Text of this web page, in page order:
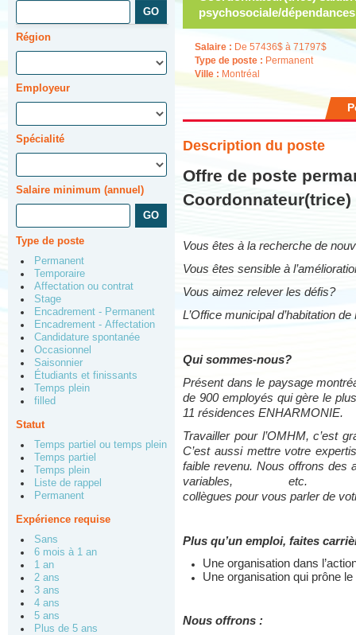
Région
Employeur
Spécialité
Salaire minimum (annuel)
Type de poste
Permanent
Temporaire
Affectation ou contrat
Stage
Encadrement - Permanent
Encadrement - Affectation
Candidature spontanée
Occasionnel
Saisonnier
Étudiants et finissants
Temps plein
filled
Statut
Temps partiel ou temps plein
Temps partiel
Temps plein
Liste de rappel
Permanent
Expérience requise
Sans
6 mois à 1 an
1 an
2 ans
3 ans
4 ans
5 ans
Plus de 5 ans
psychosociale/dépendances
Salaire : De 57436$ à 71797$
Type de poste : Permanent
Ville : Montréal
Description du poste
Offre de poste
Vous êtes à la recherche de
Vous êtes sensible à
Vous aimez relever les défis?
L’Office municipal d’habitation
Qui sommes-nous?
Présent dans le paysage
de 900 employés qui gère le
11 résidences ENHARMONIE.
Travailler pour l’OMHM, c’est
C’est aussi mettre votre
faible revenu. Nous offrons des
variables,
collègues pour vous parler de
Plus qu’un emploi, faites
Une organisation dans
Une organisation qui prône
Nous offrons :